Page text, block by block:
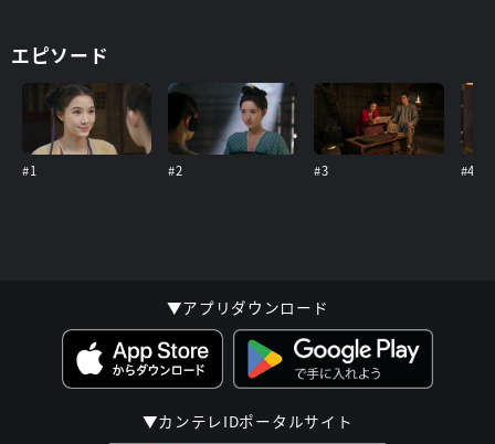
エピソード
#1 #2 #3 #4
▼アプリダウンロード
▼カンテレIDポータルサイト